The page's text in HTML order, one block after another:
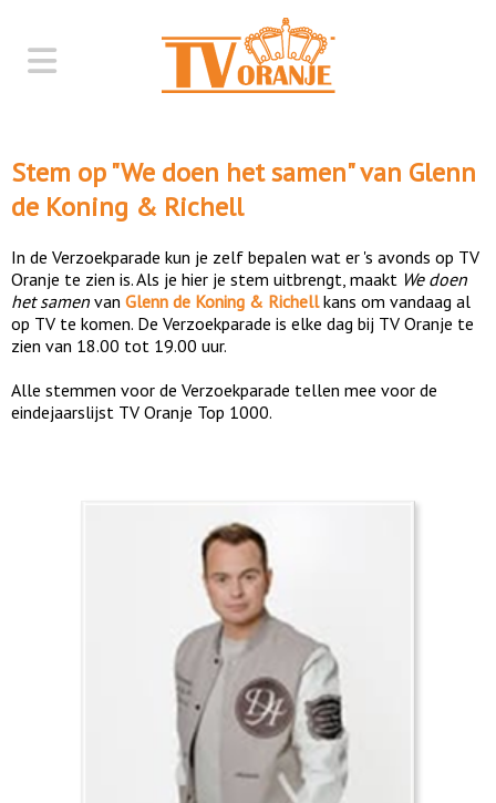
Stem op "We doen het samen" van Glenn
de Koning & Richell
In de Verzoekparade kun je zelf bepalen wat er 's avonds op TV
Oranje te zien is. Als je hier je stem uitbrengt, maakt We doen
het samen van Glenn de Koning & Richellkans om vandaag al
op TV te komen. De Verzoekparade is elke dag bij TV Oranje te
zien van 18.00 tot 19.00 uur.
Alle stemmen voor de Verzoekparade tellen mee voor de
eindejaarslijst TV Oranje Top 1000.